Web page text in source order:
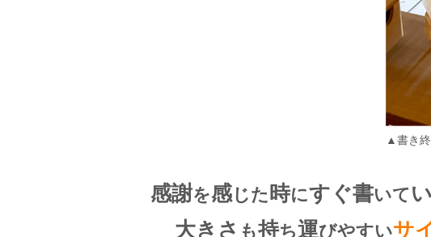
▲書き
感謝を感じた 時にすぐ書いて
大きさ も持ち運びやすいサ